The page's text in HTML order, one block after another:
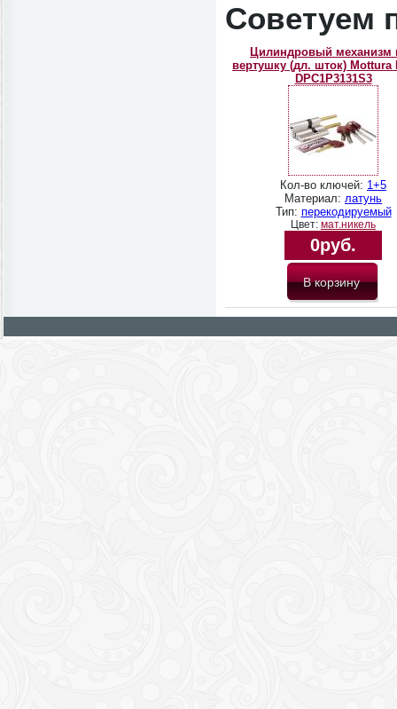
Советуем
Цилиндровый механизм
вертушку (дл. шток) Mottura
DPC1P3131S3
Кол-во ключей: 1+5
Материал: латунь
Тип: перекодируемый
Цвет: мат.никель
0руб.